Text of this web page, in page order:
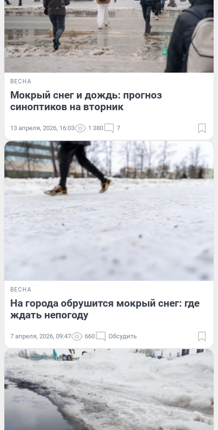
ВЕСНА
Мокрый снег и дождь: прогноз
синоптиков на вторник
13 апреля, 2026, 16:03 1 380 7
ВЕСНА
На города обрушится мокрый снег: где
ждать непогоду
7 апреля, 2026, 09:47 660 Обсудить